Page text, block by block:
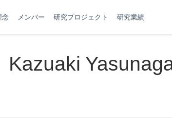
念 メンバー 研究プロジェクト 研究業績
Kazuaki